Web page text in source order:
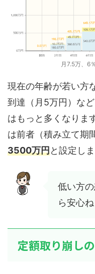
月7.5万、6
現在の年齢が若い方
到達（月5万円）な
はもっと多くなりま
は前者（積み立て期
3500万円と設定しま
低い方
ら安心ね
定額取り崩し